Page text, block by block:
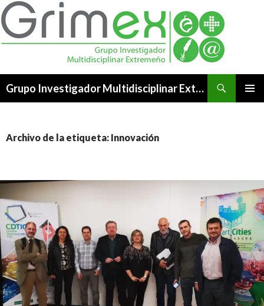
Grupo Investigador Multidisciplinar Extremeño
Archivo de la etiqueta: Innovación